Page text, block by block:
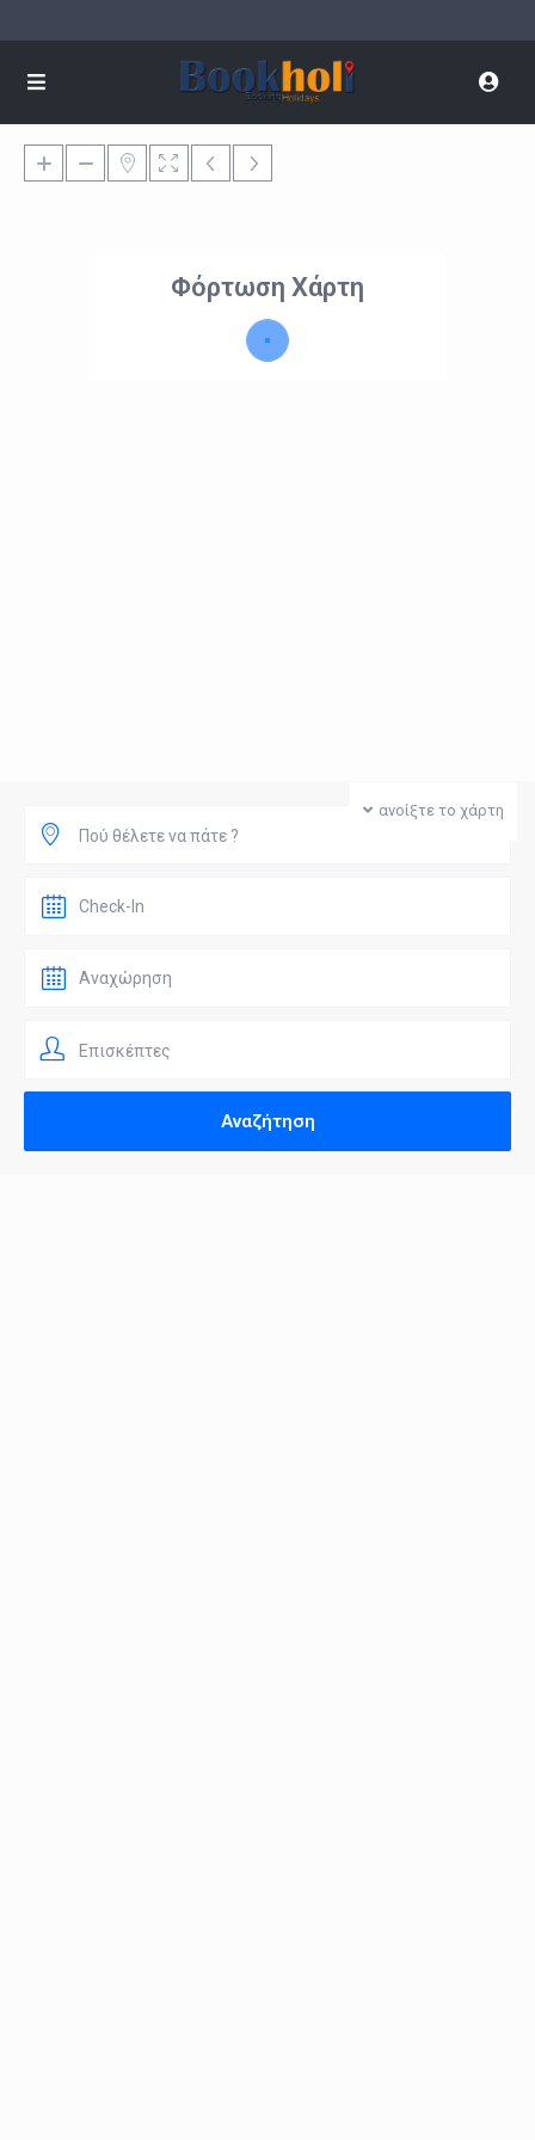
Φόρτωση Χάρτη
ανοίξτε το χάρτη
Πού θέλετε να πάτε ?
Επισκέπτες